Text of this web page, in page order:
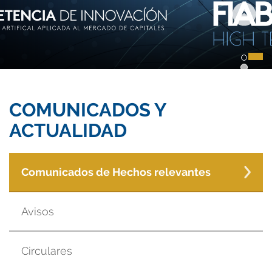
COMUNICADOS Y
ACTUALIDAD
Comunicados de Hechos relevantes
Avisos
Circulares